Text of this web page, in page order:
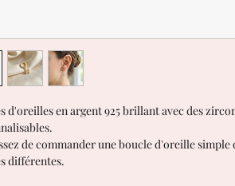
d'oreilles en argent 925 brillant avec des
de commander une boucle d'oreille simple
différentes.